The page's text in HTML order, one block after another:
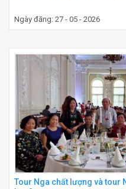
Ngày đăng: 27 - 05 - 2026
Tour Nga chất lượng và tour